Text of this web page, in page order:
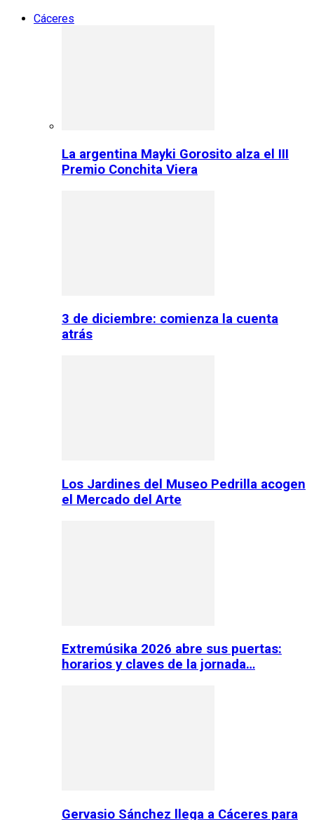
Cáceres
La argentina Mayki Gorosito alza el III
Premio Conchita Viera
3 de diciembre: comienza la cuenta
atrás
Los Jardines del Museo Pedrilla acogen
el Mercado del Arte
Extremúsika 2026 abre sus puertas:
horarios y claves de la jornada…
Gervasio Sánchez llega a Cáceres para